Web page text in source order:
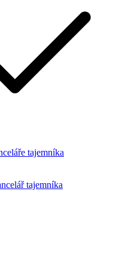
tajemníka
tajemníka